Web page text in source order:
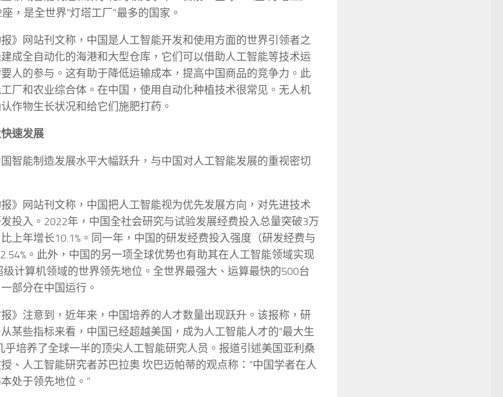
，是全世界“灯塔工厂”最多的国家。
》网站刊文称，中国是人工智能开发和使用方面的世界引领者之
成全自动化的海港和大型仓库，它们可以借助人工智能等技术运
人的参与。这有助于降低运输成本，提高中国商品的竞争力。此
厂和农业综合体。在中国，使用自动化种植技术很常见。无人机
作物生长状况和给它们施肥打药。
速发展
智能制造发展水平大幅跃升，与中国对人工智能发展的重视密切
》网站刊文称，中国把人工智能视为优先发展方向，对先进技术
投入。2022年，中国全社会研究与试验发展经费投入总量突破3万
上年增长10.1%。同一年，中国的研发经费投入强度（研发经费与
。此外，中国的另一项全球优势也有助其在人工智能领域实现
计算机领域的世界领先地位。全世界最强大、运算最快的500台
部分在中国运行。
》注意到，近年来，中国培养的人才数量出现跃升。该报称，研
某些指标来看，中国已经超越美国，成为人工智能人才的“最大生
乎培养了全球一半的顶尖人工智能研究人员。报道引述美国亚利桑
、人工智能研究者苏巴拉奥·坎巴迈帕蒂的观点称：“中国学者在人
处于领先地位。”